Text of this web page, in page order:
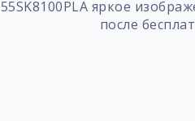
яркое
после